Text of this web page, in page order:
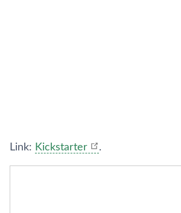
Link: Kickstarter .